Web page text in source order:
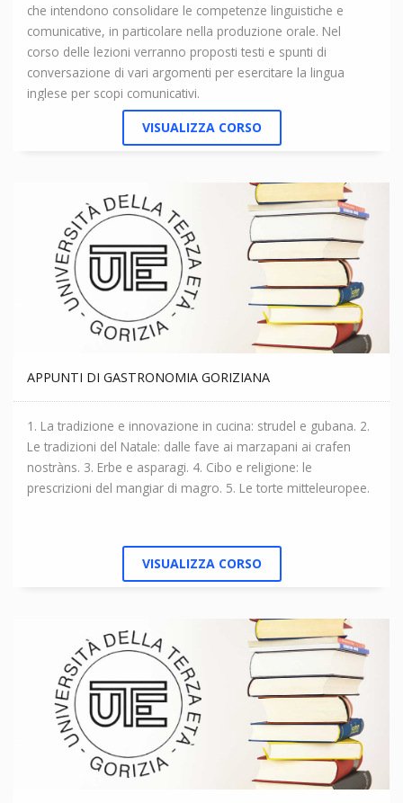
che intendono consolidare le competenze linguistiche e
comunicative, in particolare nella produzione orale. Nel
corso delle lezioni verranno proposti testi e spunti di
conversazione di vari argomenti per esercitare la lingua
inglese per scopi comunicativi.
VISUALIZZA CORSO
APPUNTI DI GASTRONOMIA GORIZIANA
1. La tradizione e innovazione in cucina: strudel e gubana. 2.
Le tradizioni del Natale: dalle fave ai marzapani ai crafen
nostràns. 3. Erbe e asparagi. 4. Cibo e religione: le
prescrizioni del mangiar di magro. 5. Le torte mitteleuropee.
VISUALIZZA CORSO